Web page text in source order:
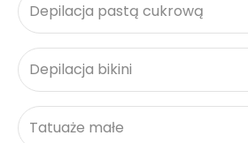
Depilacja pastą cukrową
Depilacja bikini
Tatuaże małe